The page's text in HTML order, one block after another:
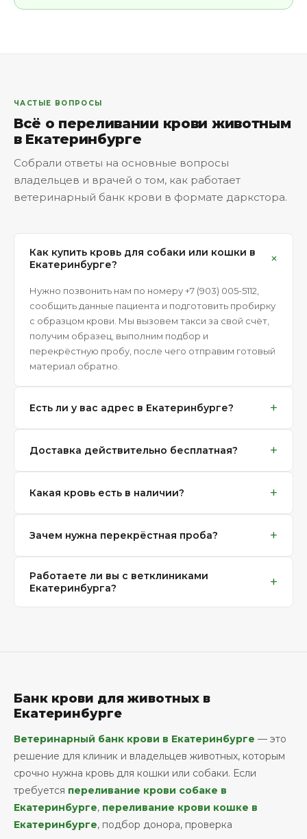
ЧАСТЫЕ ВОПРОСЫ
Всё о переливании крови животным
в Екатеринбурге
Собрали ответы на основные вопросы
владельцев и врачей о том, как работает
ветеринарный банк крови в формате даркстора.
Как купить кровь для собаки или кошки в
Екатеринбурге?
+
Нужно позвонить нам по номеру +7 (903) 005-5112,
сообщить данные пациента и подготовить пробирку
с образцом крови. Мы вызовем такси за свой счёт,
получим образец, выполним подбор и
перекрёстную пробу, после чего отправим готовый
материал обратно.
Есть ли у вас адрес в Екатеринбурге? +
даркстора, поэтому клиентского адреса для
кровематериалов без приёма на месте.
Доставка действительно бесплатная? +
пробирка с образцом крови, и также оплачиваем
ветеринарных клиник.
Какая кровь есть в наличии? +
групп крови. Если нужны другие компоненты крови
заказ в течение 3 дней.
Зачем нужна перекрёстная проба? +
совместимость крови донора и реципиента перед
переливанием. Это особенно важно для снижения
Работаете ли вы с ветклиниками
Екатеринбурга?
+
Банк крови для животных в
Екатеринбурге
Ветеринарный банк крови в Екатеринбурге — это
решение для клиник и владельцев животных, которым
срочно нужна кровь для кошки или собаки. Если
требуется переливание крови собаке в
Екатеринбурге, переливание крови кошке в
Екатеринбурге, подбор донора, проверка